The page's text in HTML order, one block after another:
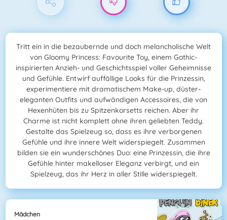
Tritt ein in die bezaubernde und doch melancholische Welt
von Gloomy Princess: Favourite Toy, einem Gothic-
inspirierten Anzieh- und Geschichtsspiel voller Geheimnisse
und Gefühle. Entwirf auffällige Looks für die Prinzessin,
experimentiere mit dramatischem Make-up, düster-
eleganten Outfits und aufwändigen Accessoires, die von
Hexenhüten bis zu Spitzenkorsetts reichen. Aber ihr
Charme ist nicht komplett ohne ihren geliebten Teddy.
Gestalte das Spielzeug so, dass es ihre verborgenen
Gefühle und ihre innere Welt widerspiegelt. Zusammen
bilden sie ein wunderschönes Duo: eine Prinzessin, die ihre
Gefühle hinter makelloser Eleganz verbirgt, und ein
Spielzeug, das ihr Herz in aller Stille widerspiegelt.
Mädchen